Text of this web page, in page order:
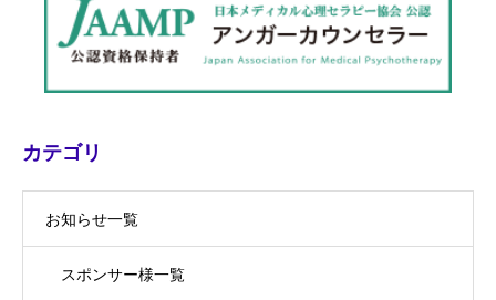
カテゴリ
お知らせ一覧
スポンサー様一覧